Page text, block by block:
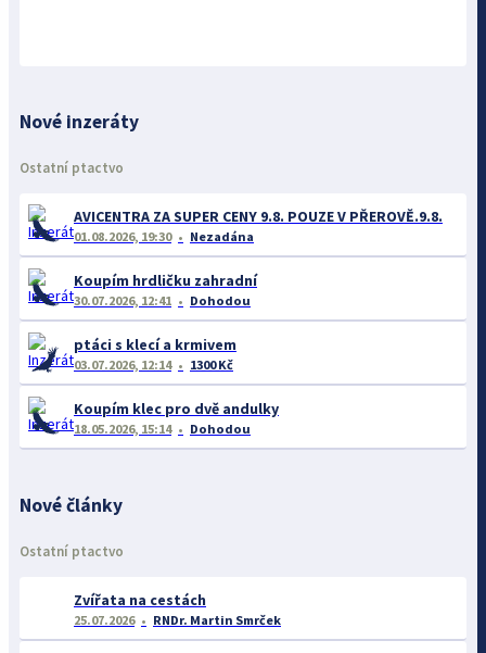
Nové inzeráty
Ostatní ptactvo
AVICENTRA ZA SUPER CENY 9.8. POUZE V PŘEROVĚ.9.8.
01.08.2026, 19:30 Nezadána
Koupím hrdličku zahradní
30.07.2026, 12:41 Dohodou
ptáci s klecí a krmivem
03.07.2026, 12:14 1300 Kč
Koupím klec pro dvě andulky
18.05.2026, 15:14 Dohodou
Nové články
Ostatní ptactvo
Zvířata na cestách
25.07.2026 RNDr. Martin Smrček